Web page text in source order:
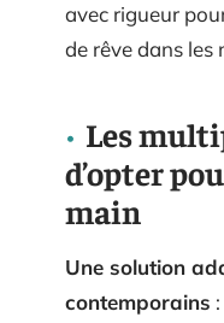
avec rigueur
de rêve dans les
Les
d’opter
main
Une solution
contemporains